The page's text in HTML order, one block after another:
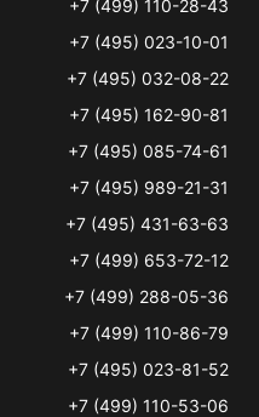
+7 (499) 110-28-43
+7 (495) 023-10-01
+7 (495) 032-08-22
+7 (495) 162-90-81
+7 (495) 085-74-61
+7 (495) 989-21-31
+7 (495) 431-63-63
+7 (499) 653-72-12
+7 (499) 288-05-36
+7 (499) 110-86-79
+7 (495) 023-81-52
+7 (499) 110-53-06